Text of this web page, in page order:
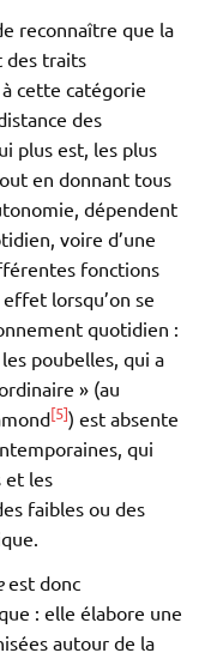
reconnaître que la
des traits
cette catégorie
des
plus est, les plus
en donnant tous
dépendent
voire d’une
fonctions
lorsqu’on se
quotidien :
poubelles, qui a
» (au
[5]) est absente
qui
et les
faibles ou des
est donc
: elle élabore une
autour de la